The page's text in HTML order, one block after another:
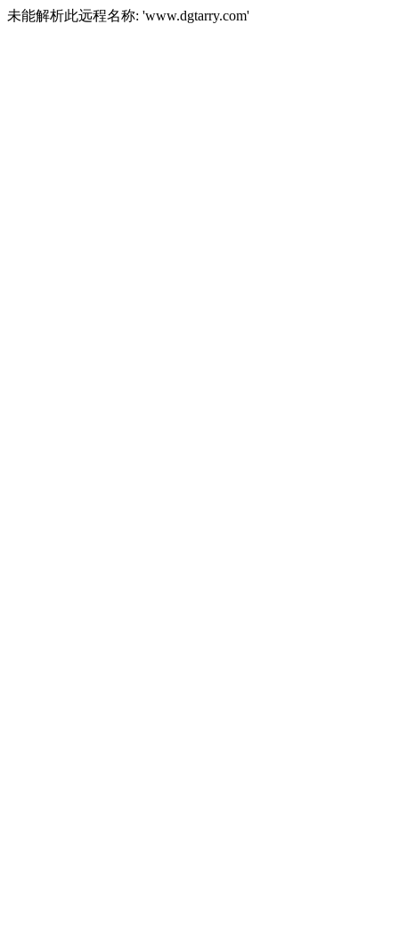
未能解析此远程名称: 'www.dgtarry.com'